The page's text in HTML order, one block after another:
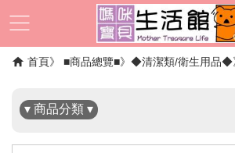
首頁 ■商品總覽■ ◆清潔類/衛生用品◆
▾ 商品分類 ▾